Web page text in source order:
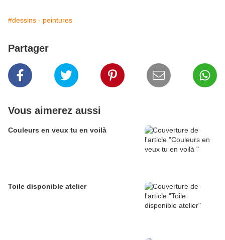
#dessins - peintures
Partager
Vous aimerez aussi
Couleurs en veux tu en voilà
Toile disponible atelier